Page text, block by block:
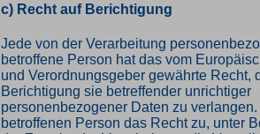
c) Recht auf Berichtigung
Jede von der Verarbeitung
betroffene Person hat das vom
und Verordnungsgeber gewährte Recht,
Berichtigung sie betreffender unrichtiger
personenbezogener Daten zu
betroffenen Person das Recht zu, unter